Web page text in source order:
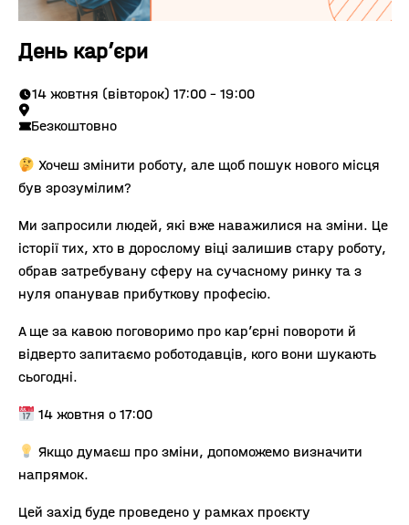
День кар’єри
14 жовтня (вівторок) 17:00 - 19:00
Безкоштовно
Хочеш змінити роботу, але щоб пошук нового місця
був зрозумілим?
Ми запросили людей, які вже наважилися на зміни. Це
історії тих, хто в дорослому віці залишив стару роботу,
обрав затребувану сферу на сучасному ринку та з
нуля опанував прибуткову професію.
А ще за кавою поговоримо про кар’єрні повороти й
відверто запитаємо роботодавців, кого вони шукають
сьогодні.
14 жовтня о 17:00
Якщо думаєш про зміни, допоможемо визначити
напрямок.
Цей захід буде проведено у рамках проєкту